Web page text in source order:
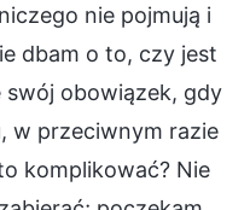
nie pojmują i
dbam o to, czy jest
swój obowiązek, gdy
w przeciwnym razie
komplikować? Nie